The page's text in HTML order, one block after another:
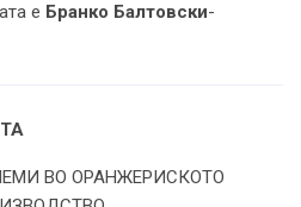
е Бранко Балтовски-
ВО ОРАНЖЕРИСКОТО